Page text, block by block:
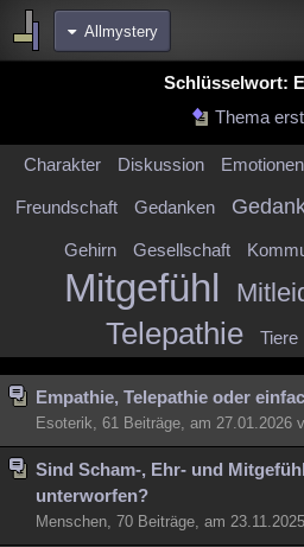
Allmystery
Diskussionen
Chat Wiki Neuigkeiten
Spiritualität Verschwörungen
Umfragen Unterhaltung
weitere Rubriken
Philosophie Träume Orte
Musik Clash Verbesserungen
Übersichten
Schlüsselwort:
Thema
Charakter Diskussion Emotionen
Freundschaft Gedanken
Gehirn Gesellschaft
Mitgefühl
Telepathie Tiere
Empathie, Telepathie oder
Esoterik, 61 Beiträge, am 27.01.2026
Sind Scham-, Ehr- und
unterworfen?
Menschen, 70 Beiträge, am